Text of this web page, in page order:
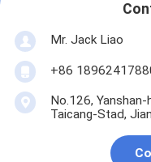
Mr. Jack Liao
+86
No.126,
Taicang-Stad,